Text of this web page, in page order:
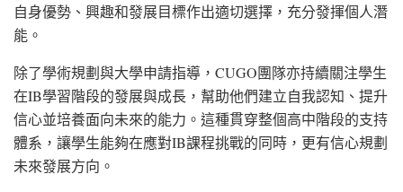
自身優勢、興趣和發展目標作出適切選擇，充分發揮個人潛
能。
除了學術規劃與大學申請指導，CUGO團隊亦持續關注學生
在IB學習階段的發展與成長，幫助他們建立自我認知、提升
信心並培養面向未來的能力。這種貫穿整個高中階段的支持
體系，讓學生能夠在應對IB課程挑戰的同時，更有信心規劃
未來發展方向。